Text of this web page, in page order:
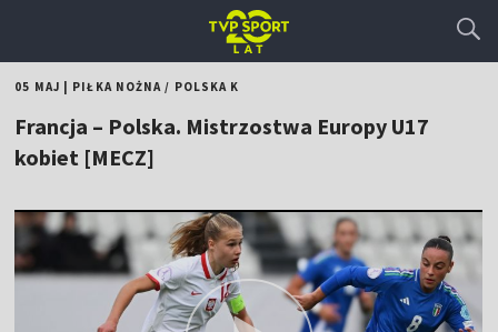
05 MAJ PIŁKA NOŻNA / POLSKA K
Francja – Polska. Mistrzostwa Europy U17
kobiet [MECZ]